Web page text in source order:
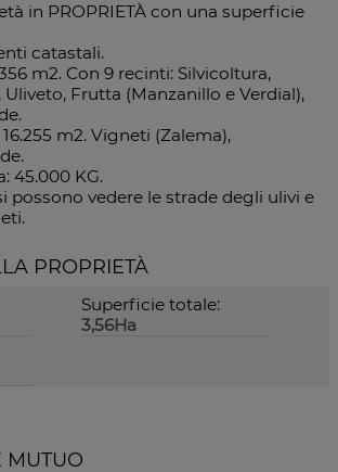
in PROPRIETÀ con una superficie
catastali.
m2. Con 9 recinti: Silvicoltura,
Frutta (Manzanillo e Verdial),
m2. Vigneti (Zalema),
45.000 KG.
possono vedere le strade degli ulivi e
PROPRIETÀ
Superficie totale:
3,56Ha
MUTUO